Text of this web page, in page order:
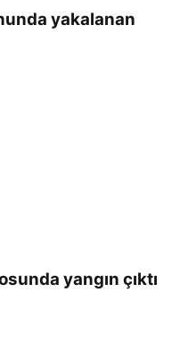
yakalanan
yangın çıktı